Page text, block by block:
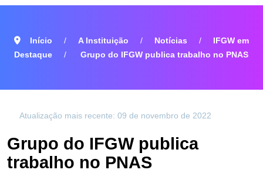
Início A Instituição Notícias
IFGW em
Destaque
Grupo do IFGW publica trabalho no PNAS
Atualização mais recente: 09 de novembro de 2022
Grupo do IFGW publica
trabalho no PNAS